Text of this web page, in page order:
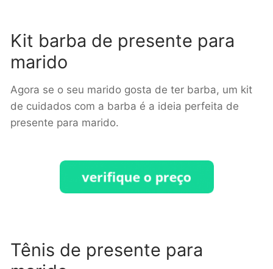
Kit barba de presente para
marido
Agora se o seu marido gosta de ter barba, um kit
de cuidados com a barba é a ideia perfeita de
presente para marido.
Tênis de presente para